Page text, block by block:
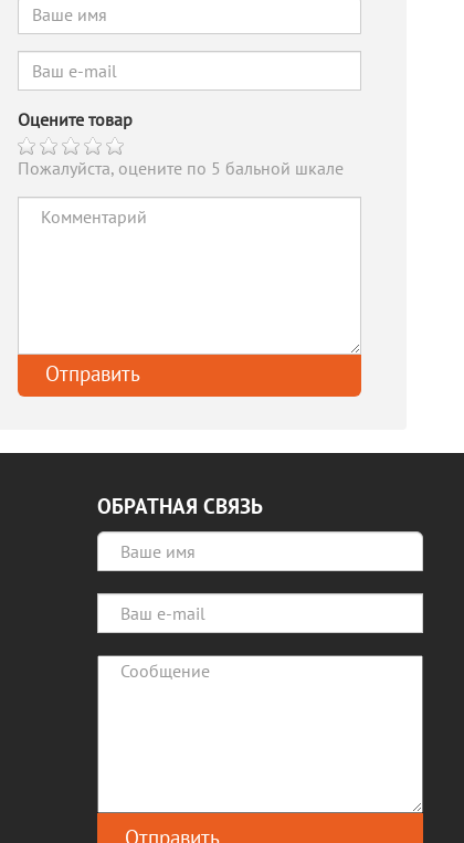
Оцените товар
Пожалуйста, оцените по 5 бальной шкале
ОБРАТНАЯ СВЯЗЬ